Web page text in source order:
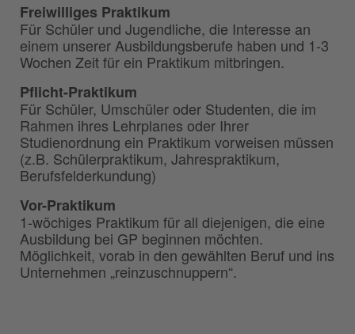
Freiwilliges Praktikum
Für Schüler und Jugendliche, die Interesse an
einem unserer Ausbildungsberufe haben und 1-3
Wochen Zeit für ein Praktikum mitbringen.
Pflicht-Praktikum
Für Schüler, Umschüler oder Studenten, die im
Rahmen ihres Lehrplanes oder Ihrer
Studienordnung ein Praktikum vorweisen müssen
(z.B. Schülerpraktikum, Jahrespraktikum,
Berufsfelderkundung)
Vor-Praktikum
1-wöchiges Praktikum für all diejenigen, die eine
Ausbildung bei GP beginnen möchten.
Möglichkeit, vorab in den gewählten Beruf und ins
Unternehmen „reinzuschnuppern“.